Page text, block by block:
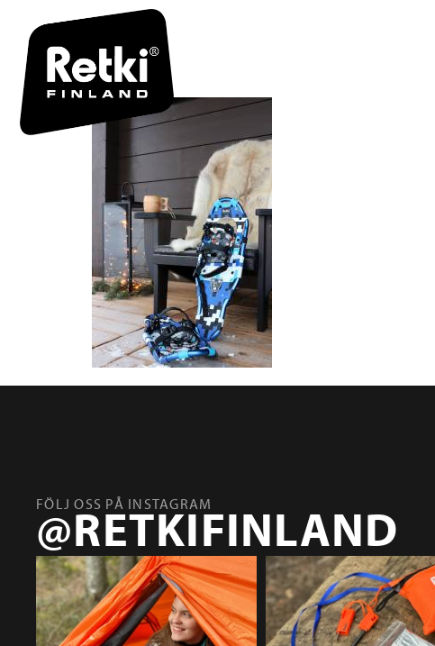
FÖLJ OSS PÅ INSTAGRAM
@RETKIFINLAND